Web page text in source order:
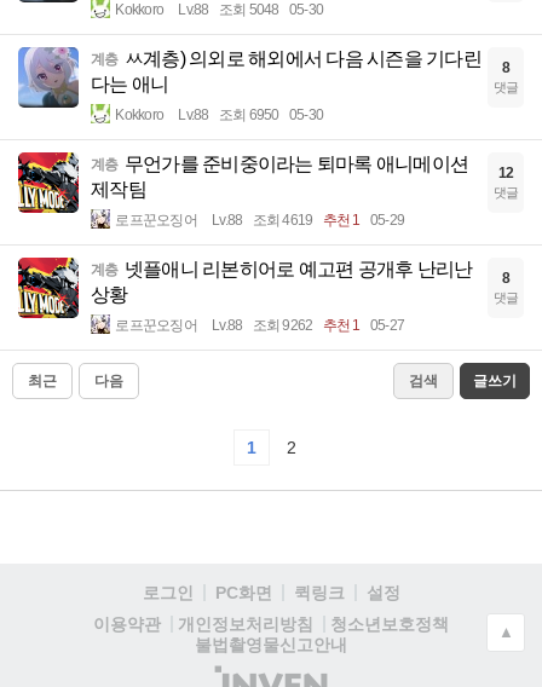
Kokkoro Lv.88 조회 5048 05-30
계층 ㅆ계층) 의외로 해외에서 다음 시즌을 기다린
다는 애니
Kokkoro Lv.88 조회 6950 05-30
8
댓글
계층 무언가를 준비중이라는 퇴마록 애니메이션
제작팀
로프꾼오징어 Lv.88 조회 4619 추천 1 05-29
12
댓글
계층 넷플애니 리본히어로 예고편 공개후 난리난
상황
로프꾼오징어 Lv.88 조회 9262 추천 1 05-27
8
댓글
최근 다음 검색 글쓰기
1 2
로그인 PC화면 퀵링크
설정
이용약관
개인정보처리방침
청소년보호정책
불법촬영물신고안내
(주)
▲